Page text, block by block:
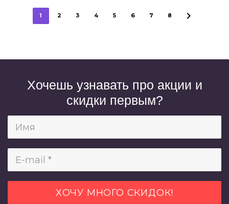
1 2 3 4 5 6 7 8
Хочешь узнавать про акции и
скидки первым?